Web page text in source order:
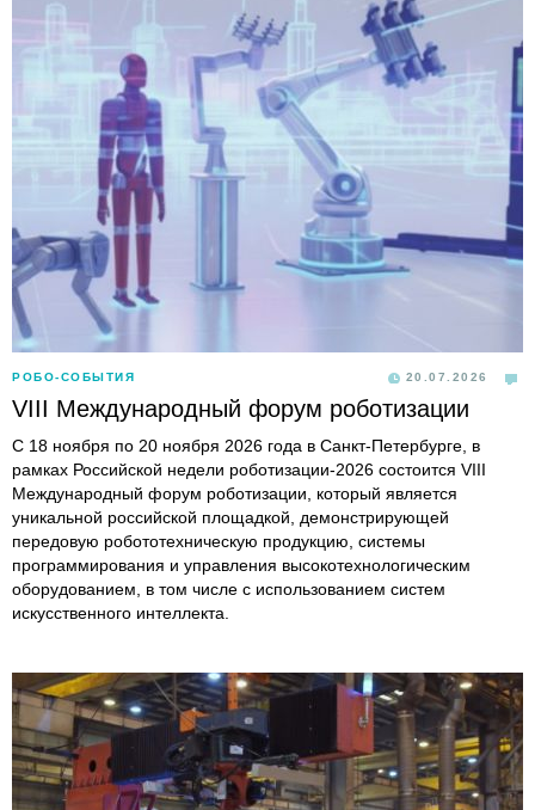
РОБО-СОБЫТИЯ 20.07.2026
VIII Международный форум роботизации
С 18 ноября по 20 ноября 2026 года в Санкт-Петербурге, в
рамках Российской недели роботизации-2026 состоится VIII
Международный форум роботизации, который является
уникальной российской площадкой, демонстрирующей
передовую робототехническую продукцию, системы
программирования и управления высокотехнологическим
оборудованием, в том числе с использованием систем
искусственного интеллекта.